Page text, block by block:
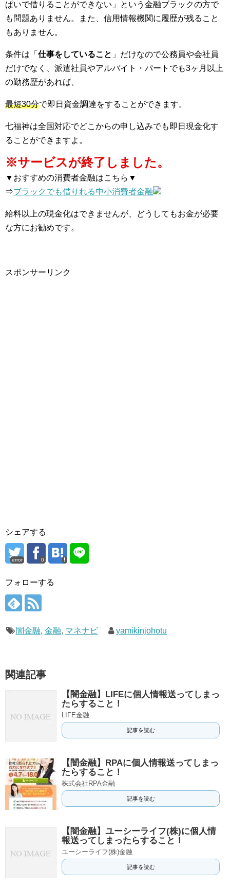
ぱいで借りることができない」という金融ブラックの方で
も問題ありません。また、信用情報機関に履歴が残ること
もありません。
条件は「 仕事をしていること 」だけなので公務員や会社員
だけでなく、派遣社員やアルバイト・パートでも3ヶ月以上
の勤務歴があれば、
最短30分で即日資金調達をすることができます。
七福神は全国対応でどこからの申し込みでも即日現金化す
ることができますよ。
※サービスが終了しました。
▼おすすめの消費者金融はこちら▼
⇒ブラックでも借りれる中小消費者金融
給料以上の現金化はできませんが、どうしてもお金が必要
な方にお勧めです。
スポンサーリンク
シェアする
error 0
フォローする
闇金融, 金融, マネナビ yamikinjohotu
関連記事
【闇金融】LIFEに個人情報送ってしまっ
たらすること！
LIFE金融
記事を読む
【闇金融】RPAに個人情報送ってしまっ
たらすること！
株式会社RPA金融
記事を読む
【闇金融】ユーシーライフ(株)に個人情
報送ってしまったらすること！
ユーシーライフ(株)金融
記事を読む